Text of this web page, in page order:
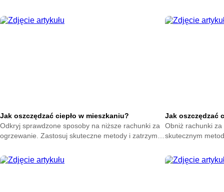
Jak oszczędzać ciepło w mieszkaniu?
Odkryj sprawdzone sposoby na niższe rachunki za
ogrzewanie. Zastosuj skuteczne metody i zatrzymaj
Jak oszczędzać
Obniż rachunki
skutecznym
oszczędzać już